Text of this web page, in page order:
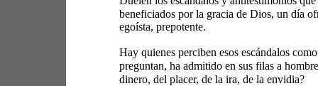
beneficiados por la gracia de Dios, un día
egoísta, prepotente.
Hay quienes perciben esos escándalos
preguntan, ha admitido en sus filas a
dinero, del placer, de la ira, de la envidia?